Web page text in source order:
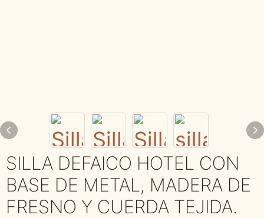
SILLA DEFAICO HOTEL CON
BASE DE METAL, MADERA DE
FRESNO Y CUERDA TEJIDA.